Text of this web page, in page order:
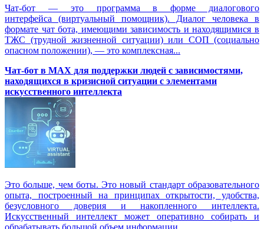
Чат-бот — это программа в форме диалогового
интерфейса (виртуальный помощник). Диалог человека в
формате чат бота, имеющими зависимость и находящимися в
ТЖС (трудной жизненной ситуации) или СОП (социально
опасном положении), — это комплексная...
Чат-бот в MAX для поддержки людей с зависимостями,
находящихся в кризисной ситуации с элементами
искусственного интеллекта
Это больше, чем боты. Это новый стандарт образовательного
опыта, построенный на принципах открытости, удобства,
безусловного доверия и накопленного интеллекта.
Искусственный интеллект может оперативно собирать и
обрабатывать большой объем информации,...